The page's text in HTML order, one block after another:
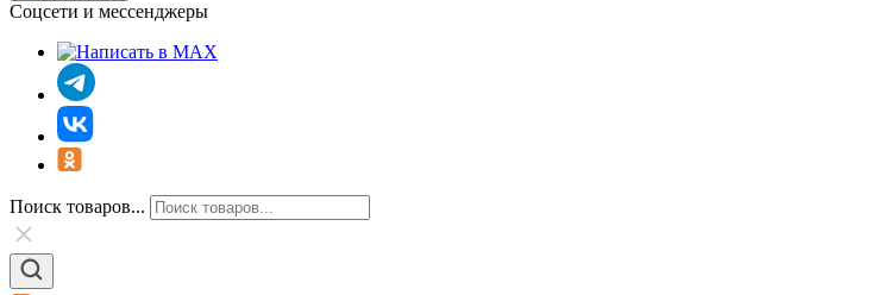
Соцсети и мессенджеры
Поиск товаров...